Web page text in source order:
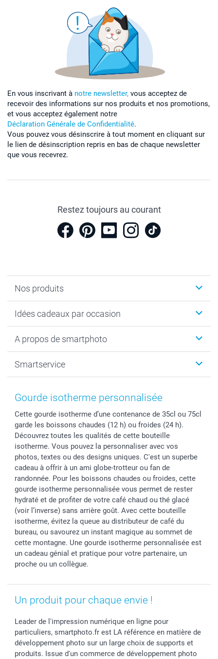
En vous inscrivant à notre newsletter, vous acceptez de
recevoir des informations sur nos produits et nos promotions,
et vous acceptez également notre
Déclaration Générale de Confidentialité.
Vous pouvez vous désinscrire à tout moment en cliquant sur
le lien de désinscription repris en bas de chaque newsletter
que vous recevrez.
Restez toujours au courant
Nos produits
Calendrier photo & Agenda photo
Tirage photo & agrandissement
Faire-part & Cartes
Coques smartphone
Cadres photo & accessoires déco
Dénicheur d'idées cadeau
Idées cadeaux par occasion
Anniversaire
Naissance & baptême
Fête des Mères
Communion
Baptême
Toussaint
Rentrée des classes
Saint-Valentin
Vacances
A propos de smartphoto
Plan du site
Droit de rétraction
Vie privée
Gestion des cookies
Tarifs
Partenariats & Influence
Investisseurs
Smartservice
Aide
smartfriends
Livraison
Modes de paiement
Grandes quantités
Statut de ma commande
Gourde isotherme personnalisée
Cette gourde isotherme d’une contenance de 35cl ou 75cl
garde les boissons chaudes (12 h) ou froides (24 h).
Découvrez toutes les qualités de cette bouteille
isotherme. Vous pouvez la personnaliser avec vos
photos, textes ou des designs uniques. C'est un superbe
cadeau à offrir à un ami globe-trotteur ou fan de
randonnée. Pour les boissons chaudes ou froides, cette
gourde isotherme personnalisée vous permet de rester
hydraté et de profiter de votre café chaud ou thé glacé
(voir l’inverse) sans arrière goût. Avec cette bouteille
isotherme, évitez la queue au distributeur de café du
bureau, ou savourez un instant magique au sommet de
cette montagne. Une gourde isotherme personnalisée est
un cadeau génial et pratique pour votre partenaire, un
proche ou un collègue.
Un produit pour chaque envie !
Leader de l'impression numérique en ligne pour
particuliers, smartphoto.fr est LA référence en matière de
développement photo sur un large choix de supports et
produits. Issue d'un commerce de développement photo